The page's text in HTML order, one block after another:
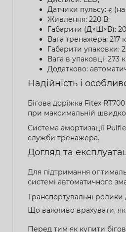
Датчики пульсу: є (на
Живлення: 220 В;
Габарити (Д×Ш×В):
Вага тренажера: 217
Габарити упаковки:
Вага в упаковці: 273
Додатково:
Надійність і
Бігова доріжка Fitex
при максимальній
Система амортизації
служби тренажера.
Догляд та
Для підтримання
системі автоматичного
Транспортувальні
Що важливо врахувати,
Перед тим як купити